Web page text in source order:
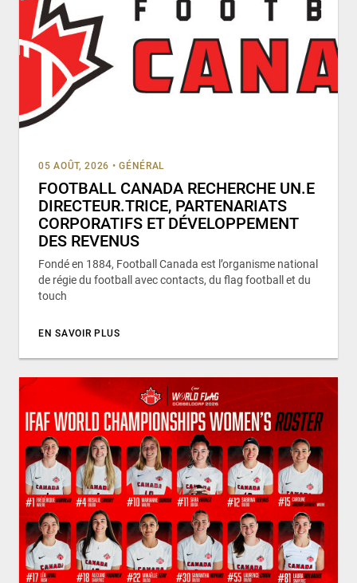
05 AOÛT, 2026 • GÉNÉRAL
FOOTBALL CANADA RECHERCHE UN.E
DIRECTEUR.TRICE, PARTENARIATS
CORPORATIFS ET DÉVELOPPEMENT
DES REVENUS
Fondé en 1884, Football Canada est l’organisme national
de régie du football avec contacts, du flag football et du
touch
EN SAVOIR PLUS